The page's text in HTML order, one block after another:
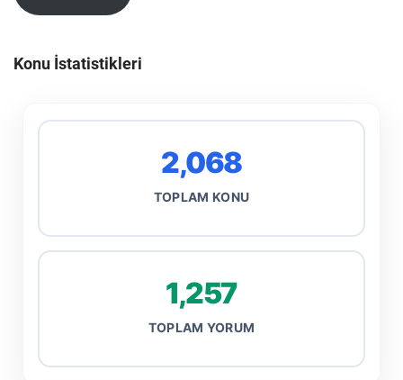
Konu İstatistikleri
2,068
TOPLAM KONU
1,257
TOPLAM YORUM